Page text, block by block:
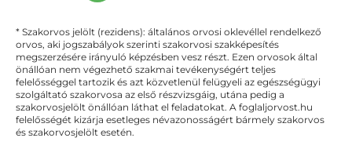
* Szakorvos jelölt (rezidens): általános orvosi oklevéllel rendelkező
orvos, aki jogszabályok szerinti szakorvosi szakképesítés
megszerzésére irányuló képzésben vesz részt. Ezen orvosok által
önállóan nem végezhető szakmai tevékenységért teljes
felelősséggel tartozik és azt közvetlenül felügyeli az egészségügyi
szolgáltató szakorvosa az első részvizsgáig, utána pedig a
szakorvosjelölt önállóan láthat el feladatokat. A foglaljorvost.hu
felelősségét kizárja esetleges névazonosságért bármely szakorvos
és szakorvosjelölt esetén.